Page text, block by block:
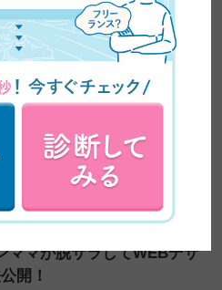
ママが脱サラしてWEBデザ
開！